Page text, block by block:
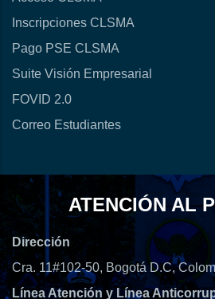
Inscripciones CLSMA
Pago PSE CLSMA
Suite Visión Empresarial
FOVID 2.0
Correo Estudiantes
ATENCIÓN AL
Dirección
Cra. 11#102-50, Bogotá D.C,
Línea Atención y Línea